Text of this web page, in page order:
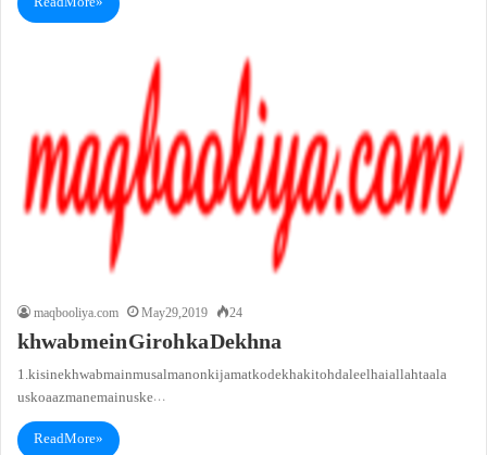
maqbooliya.com May 29, 2019 24
khwab mein Giroh ka Dekhna
1. kisi ne khwab main musalmanon ki jamat ko dekha ki toh daleel hai allah taala
usko aazmane main uske…
Read More »